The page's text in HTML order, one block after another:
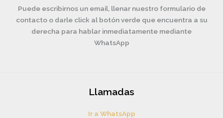
Puede escribirnos un email, llenar nuestro formulario de
contacto o darle click al botón verde que encuentra a su
derecha para hablar inmediatamente mediante
WhatsApp
Llamadas
Ir a WhatsApp